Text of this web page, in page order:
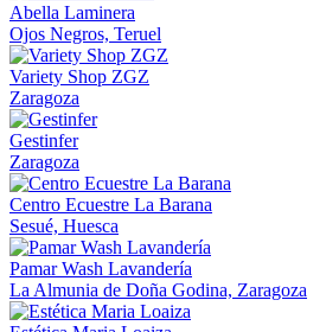
Abella Laminera
Ojos Negros, Teruel
Variety Shop ZGZ
Zaragoza
Gestinfer
Zaragoza
Centro Ecuestre La Barana
Sesué, Huesca
Pamar Wash Lavandería
La Almunia de Doña Godina, Zaragoza